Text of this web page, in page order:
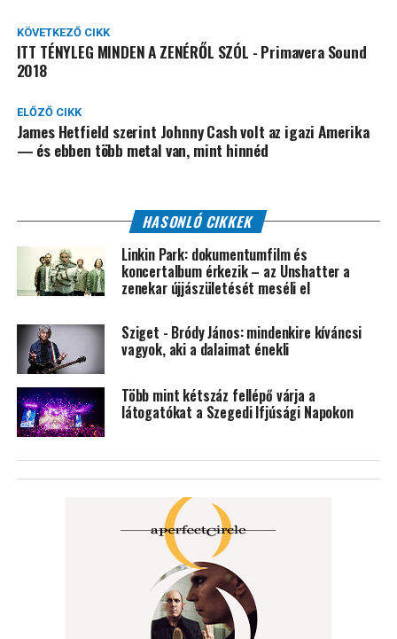
KÖVETKEZŐ CIKK
ITT TÉNYLEG MINDEN A ZENÉRŐL SZÓL - Primavera Sound
2018
ELŐZŐ CIKK
James Hetfield szerint Johnny Cash volt az igazi Amerika
— és ebben több metal van, mint hinnéd
HASONLÓ CIKKEK
Linkin Park: dokumentumfilm és
koncertalbum érkezik – az Unshatter a
zenekar újjászületését meséli el
Sziget - Bródy János: mindenkire kíváncsi
vagyok, aki a dalaimat énekli
Több mint kétszáz fellépő várja a
látogatókat a Szegedi Ifjúsági Napokon